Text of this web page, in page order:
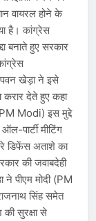
वायरल होने के
है। कांग्रेस
बनाते हुए सरकार
खेड़ा ने इसे
करार देते हुए कहा
Modi) इस मुद्दे
पार्टी मीटिंग
डिफेंस अताशे का
की जवाबदेही
पीएम मोदी (PM
सिंह समेत
सुरक्षा से